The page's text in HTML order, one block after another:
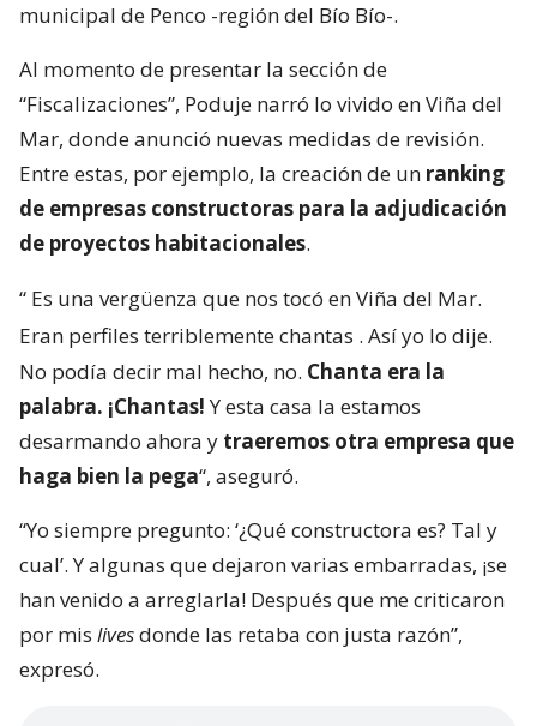
municipal de Penco -región del Bío Bío-.
Al momento de presentar la sección de
“Fiscalizaciones”, Poduje narró lo vivido en Viña del
Mar, donde anunció nuevas medidas de revisión.
Entre estas, por ejemplo, la creación de un ranking
de empresas constructoras para la adjudicación
de proyectos habitacionales.
“ Es una vergüenza que nos tocó en Viña del Mar.
Eran perfiles terriblemente chantas . Así yo lo dije.
No podía decir mal hecho, no. Chanta era la
palabra. ¡Chantas!Y esta casa la estamos
desarmando ahora y traeremos otra empresa que
haga bien la pega“, aseguró.
“Yo siempre pregunto: ‘¿Qué constructora es? Tal y
cual’. Y algunas que dejaron varias embarradas, ¡se
han venido a arreglarla! Después que me criticaron
por mis livesdonde las retaba con justa razón”,
expresó.